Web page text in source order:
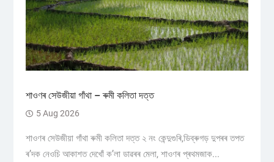
শাওণৰ সেউজীয়া গাঁথা – ৰুমী কলিতা দত্ত
5 Aug 2026
শাওণৰ সেউজীয়া গাঁথা ৰুমী কলিতা দত্ত ২ নং কেন্দুগুৰি,ডিব্ৰুগড় ​দুপৰৰ তপত
ৰ’দক নেওচি আকাশত দেখোঁ ক’লা ডাৱৰৰ মেলা, শাওণৰ প্ৰথমজাক...